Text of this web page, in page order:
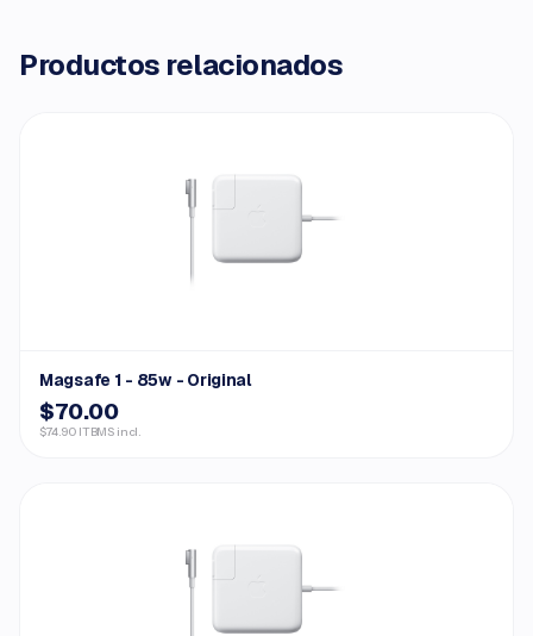
Productos relacionados
Magsafe 1 - 85w - Original
$70.00
$74.90 ITBMS incl.